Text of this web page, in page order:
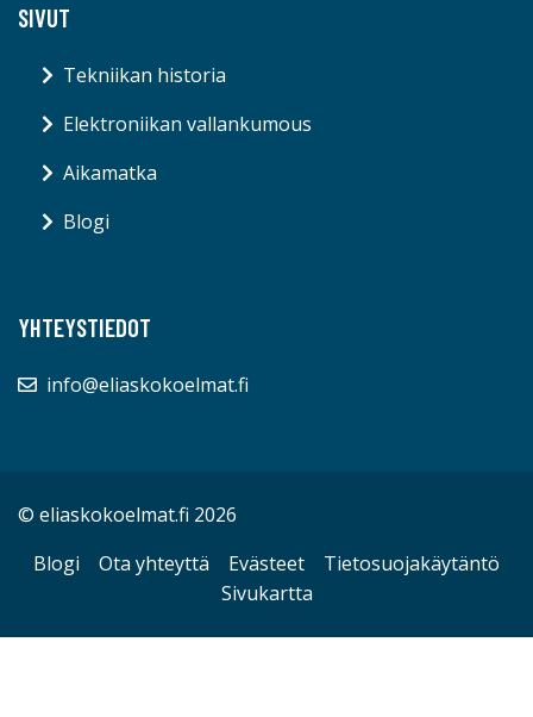
SIVUT
Tekniikan historia
Elektroniikan vallankumous
Aikamatka
Blogi
YHTEYSTIEDOT
info@eliaskokoelmat.fi
© eliaskokoelmat.fi 2026
Blogi
Ota yhteyttä Evästeet
Tietosuojakäytäntö
Sivukartta